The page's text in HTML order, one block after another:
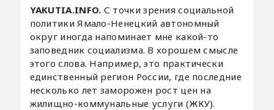
YAKUTIA.INFO. С точки зрения социальной
политики Ямало-Ненецкий автономный
округ иногда напоминает мне какой-то
заповедник социализма. В хорошем смысле
этого слова. Например, это практически
единственный регион России, где последние
несколько лет заморожен рост цен на
жилищно-коммунальные услуги (ЖКУ).